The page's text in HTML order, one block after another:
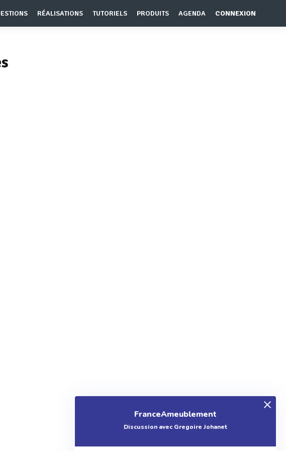
RÉALISATIONS TUTORIELS PRODUITS AGENDA CONNEXION
FranceAmeublement
Discussion avec Gregoire Johanet